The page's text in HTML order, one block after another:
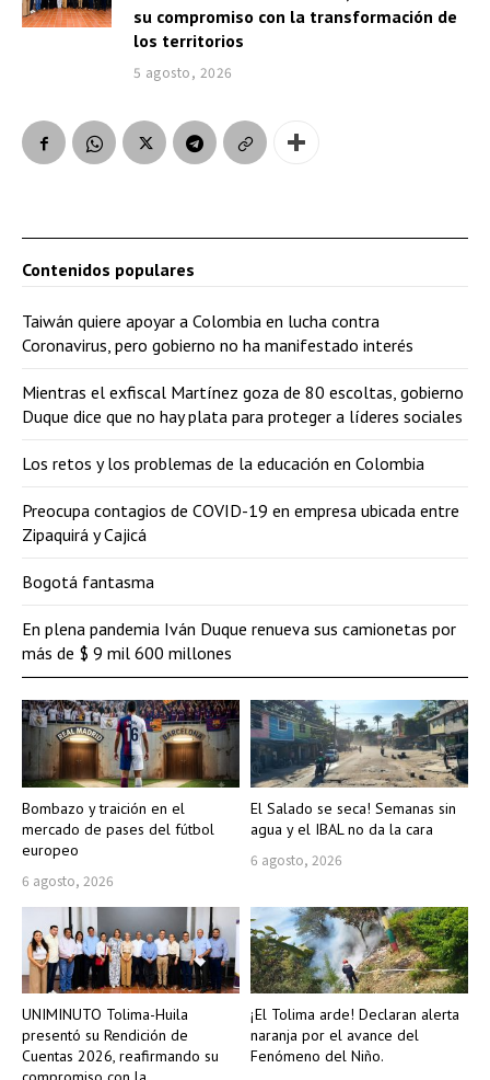
su compromiso con la transformación de
los territorios
5 agosto, 2026
Bombazo y traición en el
mercado de pases del fútbol
europeo
6 agosto, 2026
El Salado se seca! Semanas sin
agua y el IBAL no da la cara
6 agosto, 2026
UNIMINUTO Tolima-Huila
presentó su Rendición de
Cuentas 2026, reafirmando su
¡El Tolima arde! Declaran alerta
naranja por el avance del
Fenómeno del Niño.
Contenidos populares
Taiwán quiere apoyar a Colombia en lucha contra
Coronavirus, pero gobierno no ha manifestado interés
Mientras el exfiscal Martínez goza de 80 escoltas, gobierno
Duque dice que no hay plata para proteger a líderes sociales
Los retos y los problemas de la educación en Colombia
Preocupa contagios de COVID-19 en empresa ubicada entre
Zipaquirá y Cajicá
Bogotá fantasma
En plena pandemia Iván Duque renueva sus camionetas por
más de $ 9 mil 600 millones